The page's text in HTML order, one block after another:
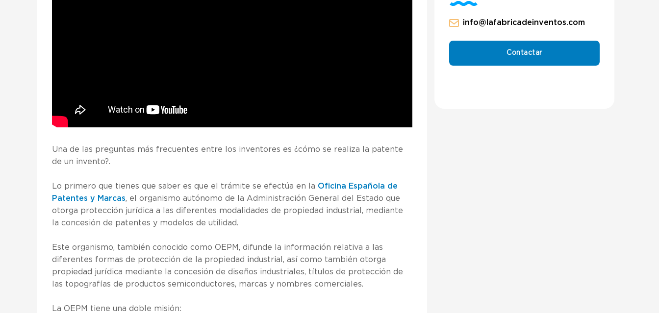
Una de las preguntas más frecuentes entre los inventores es ¿cómo se realiza la patente
de un invento?.
Lo primero que tienes que saber es que el trámite se efectúa en la Oficina Española de
Patentes y Marcas, el organismo autónomo de la Administración General del Estado que
otorga protección jurídica a las diferentes modalidades de propiedad industrial, mediante
la concesión de patentes y modelos de utilidad.
Este organismo, también conocido como OEPM, difunde la información relativa a las
diferentes formas de protección de la propiedad industrial, así como también otorga
propiedad jurídica mediante la concesión de diseños industriales, títulos de protección de
las topografías de productos semiconductores, marcas y nombres comerciales.
La OEPM tiene una doble misión:
info@lafabricadeinventos.com
Contactar